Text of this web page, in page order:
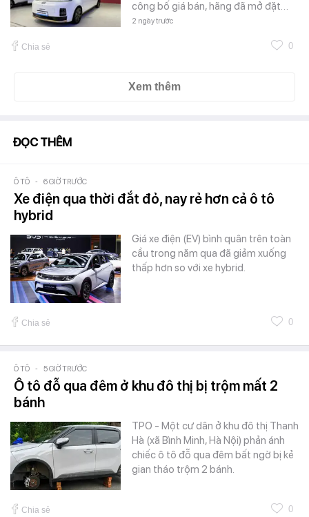
công bố giá bán, hãng đã mở đặt…
2 ngày trước
Chia sẻ 0
Xem thêm
ĐỌC THÊM
Ô TÔ - 6 GIỜ TRƯỚC
Xe điện qua thời đắt đỏ, nay rẻ hơn cả ô tô
hybrid
Giá xe điện (EV) bình quân trên toàn
cầu trong năm qua đã giảm xuống
thấp hơn so với xe hybrid.
Chia sẻ 0
Ô TÔ - 5 GIỜ TRƯỚC
Ô tô đỗ qua đêm ở khu đô thị bị trộm mất 2
bánh
TPO - Một cư dân ở khu đô thị Thanh
Hà (xã Bình Minh, Hà Nội) phản ánh
chiếc ô tô đỗ qua đêm bất ngờ bị kẻ
gian tháo trộm 2 bánh.
Chia sẻ 0